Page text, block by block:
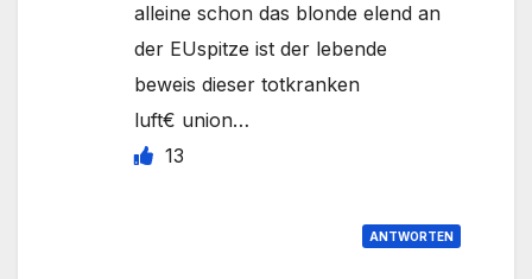
alleine schon das blonde elend an
der EUspitze ist der lebende
beweis dieser totkranken
luft€ union…
13
ANTWORTEN